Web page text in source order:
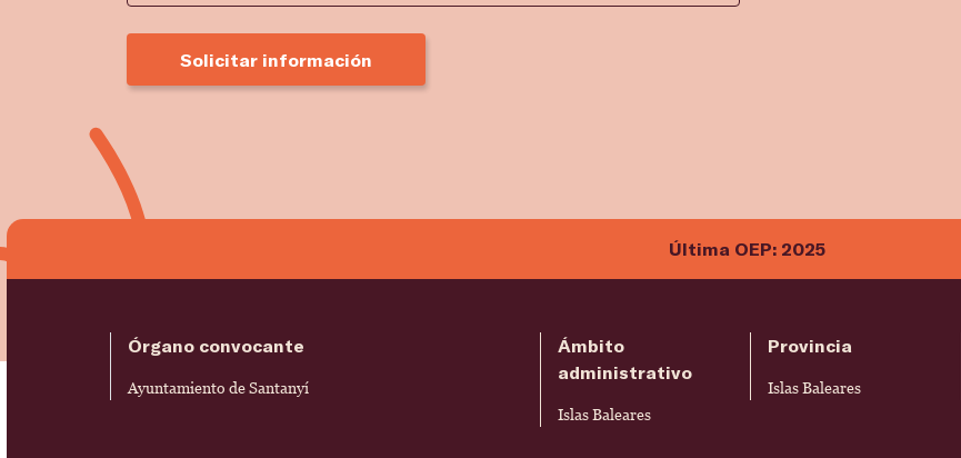
Solicitar información
Última OEP: 2025
Órgano convocante
Ayuntamiento de Santanyí
Ámbito
administrativo
Islas Baleares
Provincia
Islas Baleares